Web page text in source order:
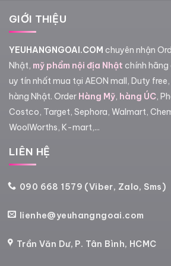
GIỚI THIỆU
YEUHANGNGOAI.COM chuyên nhận
Nhật, mỹ phẩm nội địa Nhật chính
uy tín nhất mua tại AEON mall, Duty
hàng Nhật. Order Hàng Mỹ, hàng ÚC,
Costco, Target, Sephora, Walmart,
WoolWorths, K-mart,...
LIÊN HỆ
090 668 1579 (Viber, Zalo, Sms)
lienhe@yeuhangngoai.com
Trần Văn Dư, P. Tân Bình, HCMC